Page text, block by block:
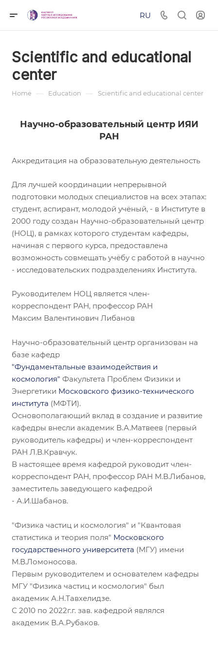
RU
Scientific and educational
center
Home — Education — Scientific and educational center
Научно-образовательный центр ИЯИ
РАН
Аккредитация на образовательную деятельность
Для лучшей координации непрерывной
подготовки молодых специалистов на всех этапах:
студент, аспирант, молодой учёный, - в Институте в
2000 году создан Научно-образовательный центр
(НОЦ), в рамках которого студентам кафедры,
начиная с первого курса, предоставлена
возможность совмещать учёбу с работой в научно
- исследовательских подразделениях Института.
Руководителем НОЦ является член-
корреспондент РАН, профессор РАН
Максим Валентинович Либанов
Научно-образовательный центр организован на
базе кафедр
"Фундаментальные взаимодействия и
космология" Факультета Проблем Физики и
Энергетики Московского физико-технического
института (МФТИ).
Основополагающий вклад в создание и развитие
кафедры внесли академик В.А.Матвеев (первый
руководитель кафедры) и член-корреспондент
РАН Л.В.Кравчук.
В настоящее время кафедрой руководит член-
корреспондент РАН, профессор РАН М.В.Либанов,
заместитель заведующего кафедрой
- А.И.Шабанов.
"Физика частиц и космология" и "Квантовая
статистика и теория поля" Московского
государственного университета (МГУ) имени
М.В.Ломоносова.
Первым руководителем и основателем кафедры
МГУ "Физика частиц и космология" был
академик А.Н.Тавхелидзе.
С 2010 по 2022г.г. зав. кафедрой являлся
академик В.А.Рубаков.